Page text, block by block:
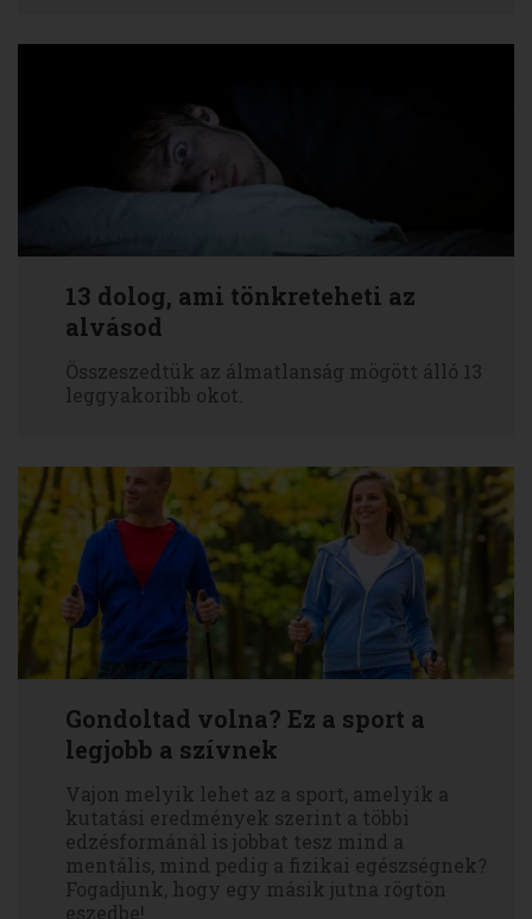
13 dolog, ami tönkreteheti az
alvásod
Összeszedtük az álmatlanság mögött álló 13
leggyakoribb okot.
Gondoltad volna? Ez a sport a
legjobb a szívnek
Vajon melyik lehet az a sport, amelyik a
kutatási eredmények szerint a többi
edzésformánál is jobbat tesz mind a
mentális, mind pedig a fizikai egészségnek?
Fogadjunk, hogy egy másik jutna rögtön
eszedbe!